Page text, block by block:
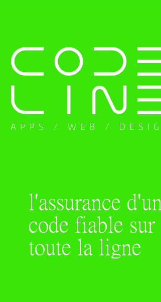
l'assurance d'un
code fiable sur
toute la ligne